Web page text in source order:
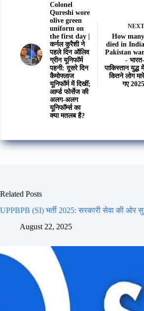
Colonel
Qureshi wore
olive green
uniform on
the first day |
कर्नल कुरैशी ने
पहले दिन ऑलिव
ग्रीन यूनिफॉर्म
पहनी: दूसरे दिन
कैमोफ्लाज
यूनिफॉर्म में दिखीं;
आर्म्ड फोर्सेज की
अलग-अलग
यूनिफॉर्म्स का
क्या मतलब है?
NEXT
How many
died in India
Pakistan war
- भारत-
पाकिस्तान युद्ध
कितने लोग
गए 2025
Related Posts
UPPBPB (SI) भर्ती 2025: सरकारी सेवा की ओर
August 22, 2025